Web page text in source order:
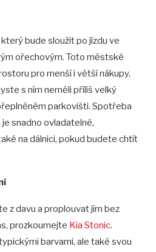
bude sloužit po jízdu ve
ořechovým. Toto městské
pro menší i větší nákupy,
s ním neměli příliš velký
parkovišti. Spotřeba
snadno ovladatelné,
na dálnici, pokud budete chtít
z davu a proplouvat jím bez
prozkoumejte Kia Stonic.
barvami, ale také svou